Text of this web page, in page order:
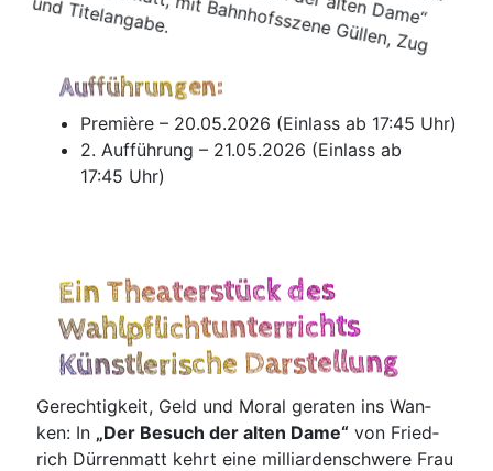
Aufführungen:
Pre­miè­re – 20.05.2026 (Ein­lass ab 17:45 Uhr)
2. Auf­füh­rung – 21.05.2026 (Ein­lass ab
17:45 Uhr)
Ein Theaterstück des
Wahlpflichtunterrichts
Künstlerische Darstellung
Gerech­tig­keit, Geld und Moral gera­ten ins Wan­
ken: In „Der Besuch der alten Dame“ von Fried­
rich Dür­ren­matt kehrt eine mil­li­ar­den­schwe­re Frau